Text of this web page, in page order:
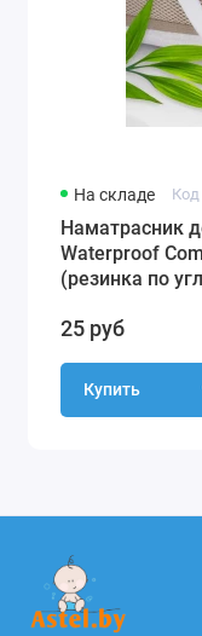
На складе Код
Наматрасник
Waterproof
(резинка по
25 руб
Купить